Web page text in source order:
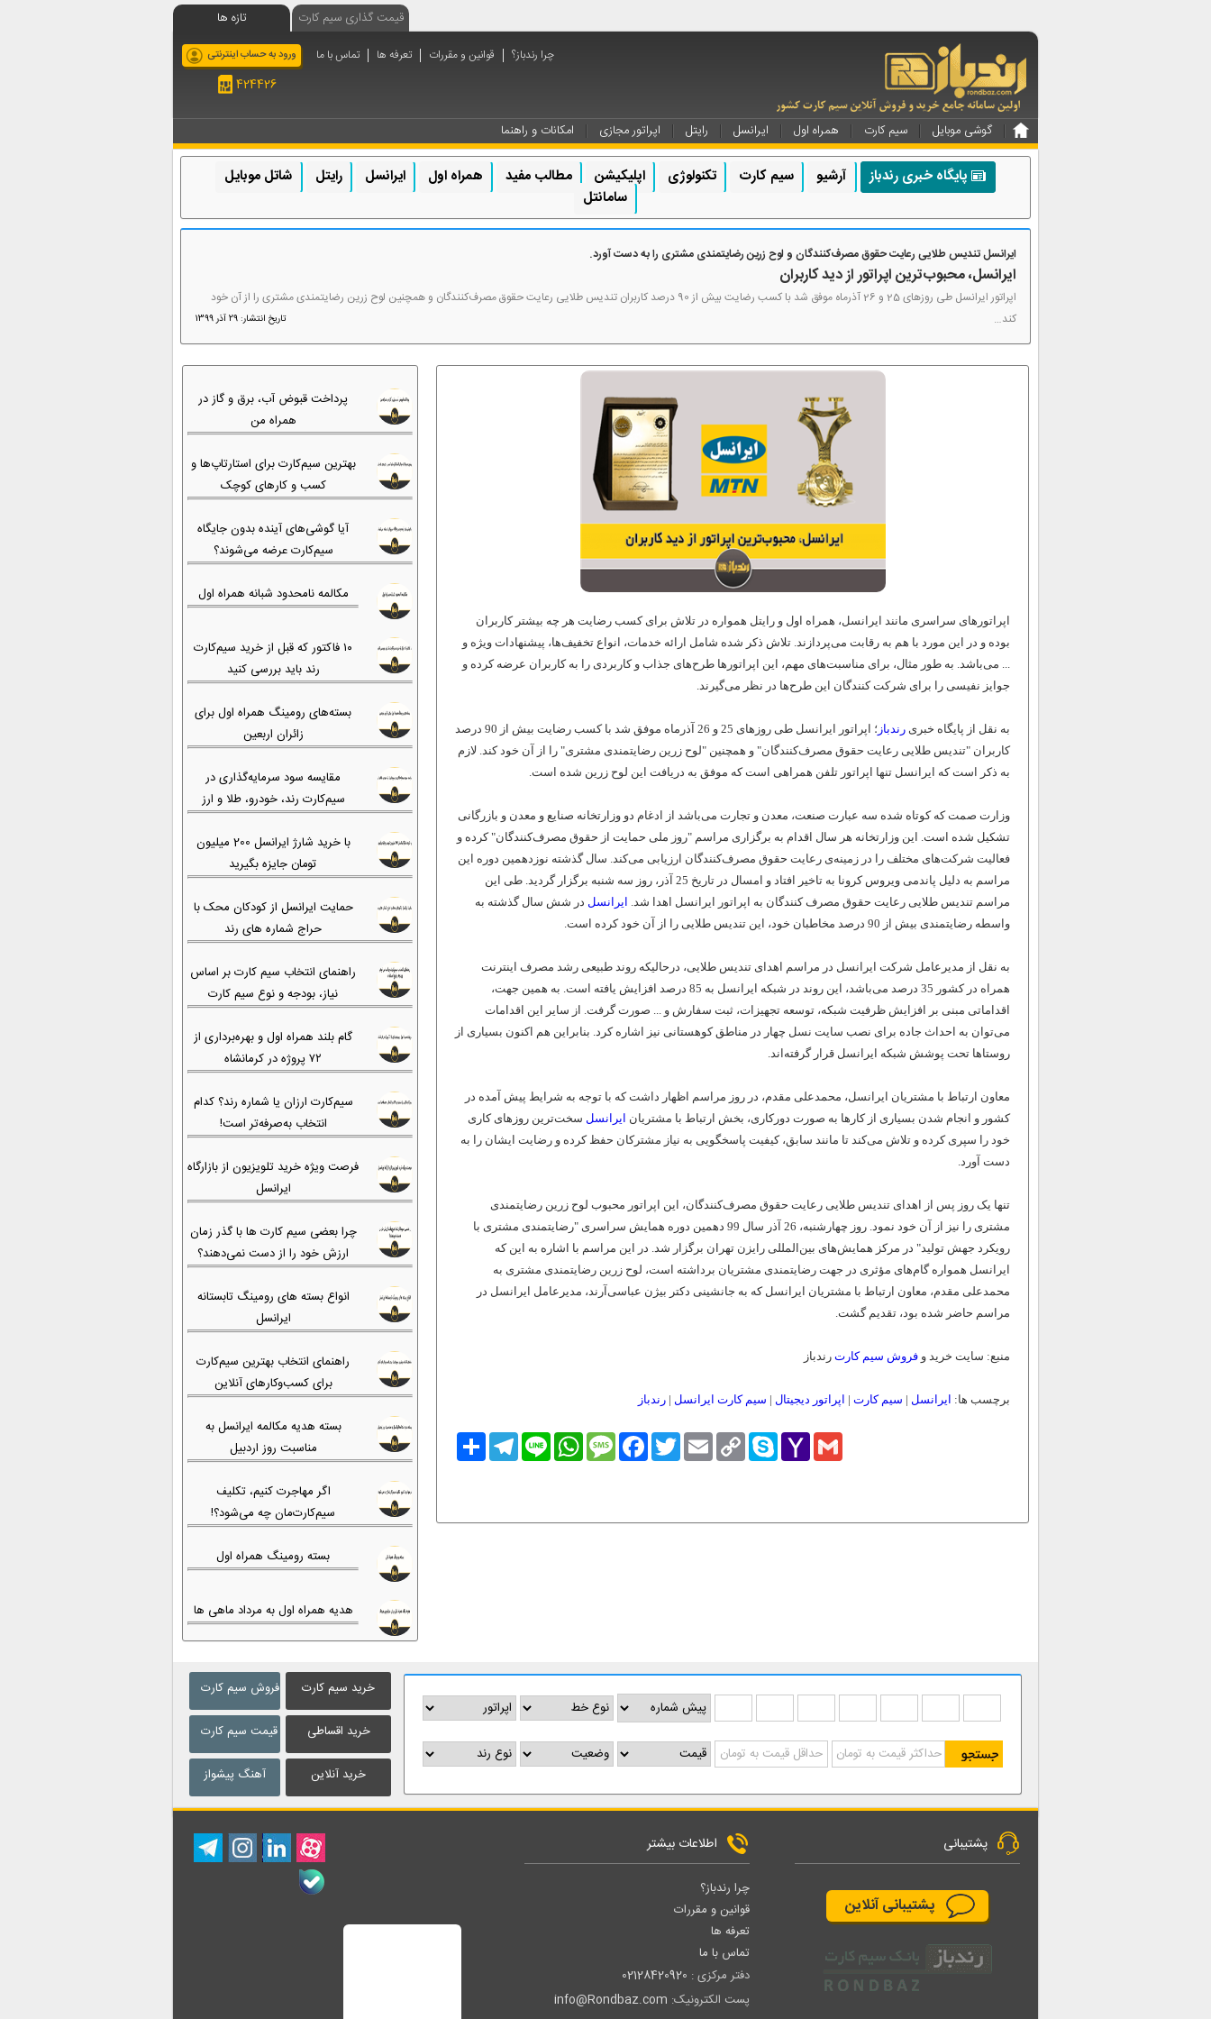
قیمت گذاری سیم کارت تازه ها
ورود به حساب اینترنتی چرا رندباز؟ قوانین و مقررات تعرفه ها تماس با ما
424426
گوشی موبایل سیم کارت همراه اول ایرانسل رایتل اپراتور مجازی امکانات و راهنما
پایگاه خبری رندباز آرشیو سیم کارت تکنولوژی اپلیکیشن مطالب مفید همراه اول ایرانسل رایتل
شاتل موبایل
سامانتل
ایرانسل تندیس طلایی رعایت حقوق مصرف‌کنندگان و لوح زرین رضایتمندی مشتری را به دست آورد.
ایرانسل، محبوب‌ترین اپراتور از دید کاربران
اپراتور ایرانسل طی روزهای 25 و 26 آذرماه موفق شد با کسب رضایت بیش از 90 درصد کاربران تندیس طلایی رعایت حقوق مصرف‌کنندگان و همچنین لوح زرین رضایتمندی مشتری را از آن خود
کند…
تاریخ انتشار: 29 آذر 1399
اپراتورهای سراسری مانند ایرانسل، همراه اول و رایتل همواره در تلاش برای کسب رضایت هر چه بیشتر کاربران
بوده و در این مورد با هم به رقابت می‌پردازند. تلاش ذکر شده شامل ارائه خدمات، انواع تخفیف‌ها، پیشنهادات ویژه و
... می‌باشد. به طور مثال، برای مناسبت‌های مهم، این اپراتورها طرح‌های جذاب و کاربردی را به کاربران عرضه کرده و
جوایز نفیسی را برای شرکت کنندگان این طرح‌ها در نظر می‌گیرند.
به نقل از پایگاه خبری رندباز
؛ اپراتور ایرانسل طی روزهای 25 و 26 آذرماه موفق شد با کسب رضایت بیش از 90 درصد
کاربران "تندیس طلایی رعایت حقوق مصرف‌کنندگان" و همچنین "لوح زرین رضایتمندی مشتری" را از آن خود کند. لازم
به ذکر است که ایرانسل تنها اپراتور تلفن همراهی است که موفق به دریافت این لوح زرین شده است.
وزارت صمت که کوتاه شده سه عبارت صنعت، معدن و تجارت می‌باشد از ادغام دو وزارتخانه صنایع و معدن و بازرگانی
تشکیل شده است. این وزارتخانه هر سال اقدام به برگزاری مراسم "روز ملی حمایت از حقوق مصرف‌کنندگان" کرده و
فعالیت شرکت‌های مختلف را در زمینه‌ی رعایت حقوق مصرف‌کنندگان ارزیابی می‌کند. سال گذشته نوزدهمین دوره این
مراسم به دلیل پاندمی ویروس کرونا به تاخیر افتاد و امسال در تاریخ 25 آذر، روز سه شنبه برگزار گردید. طی این
مراسم تندیس طلایی رعایت حقوق مصرف کنندگان به اپراتور ایرانسل اهدا شد. ایرانسل در شش سال گذشته به
واسطه رضایتمندی بیش از 90 درصد مخاطبان خود، این تندیس طلایی را از آن خود کرده است.
به نقل از مدیرعامل شرکت ایرانسل در مراسم اهدای تندیس طلایی، درحالیکه روند طبیعی رشد مصرف اینترنت
همراه در کشور 35 درصد می‌باشد، این روند در شبکه ایرانسل به 85 درصد افزایش یافته است. به همین جهت،
اقداماتی مبنی بر افزایش ظرفیت شبکه، توسعه تجهیزات، ثبت سفارش و ... صورت گرفت. از سایر این اقدامات
می‌توان به احداث جاده برای نصب سایت نسل چهار در مناطق کوهستانی نیز اشاره کرد. بنابراین هم اکنون بسیاری از
روستاها تحت پوشش شبکه ایرانسل قرار گرفته‌اند.
معاون ارتباط با مشتریان ایرانسل، محمدعلی مقدم، در روز مراسم اظهار داشت که با توجه به شرایط پیش آمده در
کشور و انجام شدن بسیاری از کارها به صورت دورکاری، بخش ارتباط با مشتریان ایرانسل سخت‌ترین روزهای کاری
خود را سپری کرده و تلاش می‌کند تا مانند سابق، کیفیت پاسخگویی به نیاز مشترکان حفظ کرده و رضایت ایشان را به
دست آورد.
تنها یک روز پس از اهدای تندیس طلایی رعایت حقوق مصرف‌کنندگان، این اپراتور محبوب لوح زرین رضایتمندی
مشتری را نیز از آن خود نمود. روز چهارشنبه، 26 آذر سال 99 دهمین دوره همایش سراسری "رضایتمندی مشتری با
رویکرد جهش تولید" در مرکز همایش‌های بین‌المللی رایزن تهران برگزار شد. در این مراسم با اشاره به این که
ایرانسل همواره گام‌های مؤثری در جهت رضایتمندی مشتریان برداشته است، لوح زرین رضایتمندی مشتری به
محمدعلی مقدم، معاون ارتباط با مشتریان ایرانسل که به جانشینی دکتر بیژن عباسی‌آرند، مدیرعامل ایرانسل در
مراسم حاضر شده بود، تقدیم گشت.
منبع: سایت خرید و فروش سیم کارت رندباز
برچسب ها: ایرانسل | سیم کارت | اپراتور دیجیتال | سیم کارت ایرانسل | رندباز
اشتراکTelegram Line
WhatsAppMessageFacebookTwitter Email
Copy
Link
Skype Yahoo Gmail
پرداخت قبوض آب، برق و گاز در
همراه من
بهترین سیم‌کارت برای استارتاپ‌ها و
کسب و کارهای کوچک
آیا گوشی‌های آینده بدون جایگاه
سیم‌کارت عرضه می‌شوند؟
مکالمه نامحدود شبانه همراه اول
۱۰ فاکتور که قبل از خرید سیم‌کارت
رند باید بررسی کنید
بسته‌های رومینگ همراه اول برای
زائران اربعین
مقایسه سود سرمایه‌گذاری در
سیم‌کارت رند، خودرو، طلا و ارز
با خرید شارژ ایرانسل 200 میلیون
تومان جایزه بگیرید
حمایت ایرانسل از کودکان محک با
حراج شماره های رند
راهنمای انتخاب سیم کارت بر اساس
نیاز، بودجه و نوع سیم کارت
گام بلند همراه اول و بهره‌برداری از
۷۲ پروژه در کرمانشاه
سیم‌کارت ارزان یا شماره رند؟ کدام
انتخاب به‌صرفه‌تر است!
فرصت ویژه خرید تلویزیون از بازارگاه
ایرانسل
چرا بعضی سیم کارت ها با گذر زمان
ارزش خود را از دست نمی‌دهند؟
انواع بسته های رومینگ تابستانه
ایرانسل
راهنمای انتخاب بهترین سیم‌کارت
برای کسب‌وکارهای آنلاین
بسته هدیه مکالمه ایرانسل به
مناسبت روز اردبیل
اگر مهاجرت کنیم، تکلیف
سیم‌کارت‌مان چه می‌شود؟!
بسته رومینگ همراه اول
هدیه همراه اول به مرداد ماهی ها
فروش سیم کارت
قیمت سیم کارت
آهنگ پیشواز
خرید سیم کارت
خرید اقساطی
خرید آنلاین
پشتیبانی
پشتیبانی آنلاین
اطلاعات بیشتر
چرا رندباز؟
قوانین و مقررات
تعرفه ها
تماس با ما
دفتر مرکزی : 02128420920
پست الکترونیک: info@Rondbaz.com